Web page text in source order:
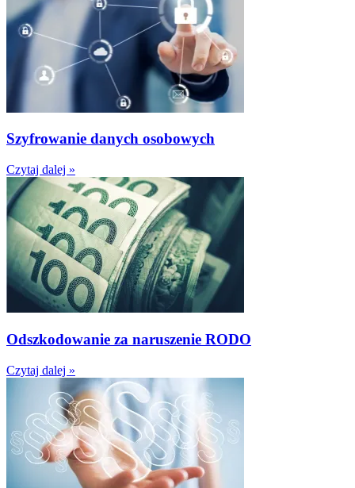
Szyfrowanie danych osobowych
Czytaj dalej »
Odszkodowanie za naruszenie RODO
Czytaj dalej »